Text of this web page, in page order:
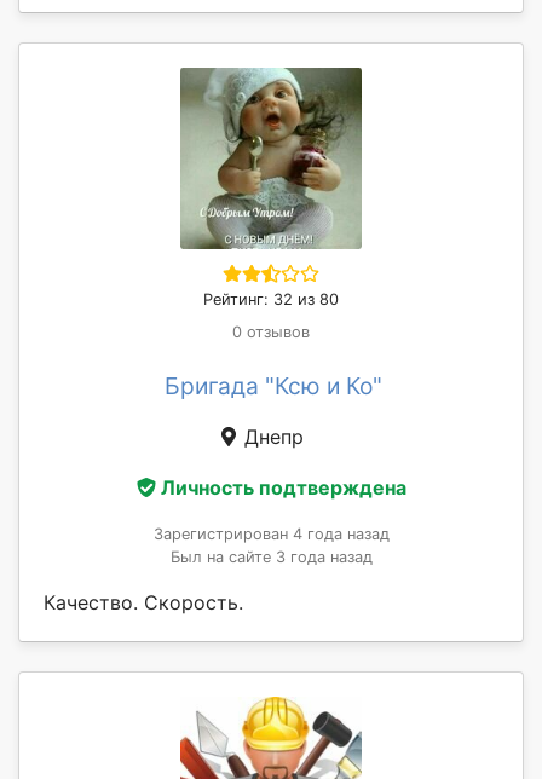
Рейтинг: 32 из 80
0 отзывов
Бригада "Ксю и Ко"
Днепр
Личность подтверждена
Зарегистрирован 4 года назад
Был на сайте 3 года назад
Качество. Скорость.